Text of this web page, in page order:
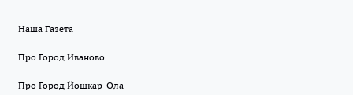
Наша Газета
Про Город Иваново
Про Город Йошкар-Ола